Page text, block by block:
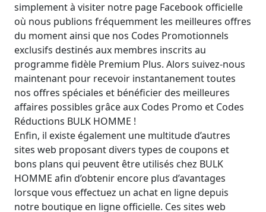
simplement à visiter notre page Facebook officielle
où nous publions fréquemment les meilleures offres
du moment ainsi que nos Codes Promotionnels
exclusifs destinés aux membres inscrits au
programme fidèle Premium Plus. Alors suivez-nous
maintenant pour recevoir instantanement toutes
nos offres spéciales et bénéficier des meilleures
affaires possibles grâce aux Codes Promo et Codes
Réductions BULK HOMME !
Enfin, il existe également une multitude d’autres
sites web proposant divers types de coupons et
bons plans qui peuvent être utilisés chez BULK
HOMME afin d’obtenir encore plus d’avantages
lorsque vous effectuez un achat en ligne depuis
notre boutique en ligne officielle. Ces sites web